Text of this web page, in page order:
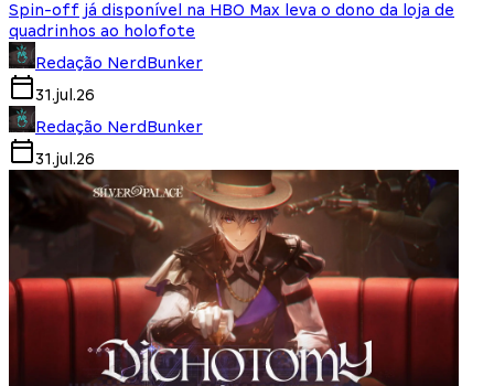
Spin-off já disponível na HBO Max leva o dono da loja de
quadrinhos ao holofote
Redação NerdBunker
31.jul.26
Redação NerdBunker
31.jul.26